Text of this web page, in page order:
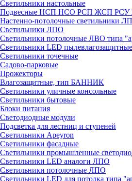
Светильники настольные
Подвесные НСП НСО РСП ЖСП
Настенно-потолочные светильники
Светильники ЛПО
Светильники потолочные ЛВО типа
Светильники LED
Светильники точечные
Садово-парковые
Прожекторы
Влагозащитные, тип БАННИК
Светильники уличные консольные
Светильники бытовые
Блоки питания
Светодиодные модули
Подсветка для лестниц и ступеней
Светильники Apeyron
Светильники фасадные
Светильники промышленные
Светильники LED аналоги ЛПО
Светильники потолочные ЛПО
Светильники LED для потолка типа